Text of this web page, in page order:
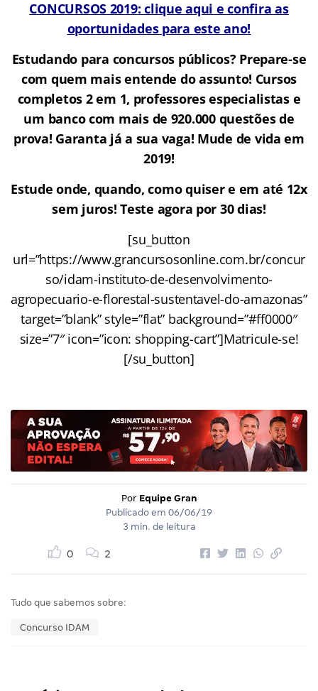
CONCURSOS 2019: clique aqui e confira as
oportunidades para este ano!
Estudando para concursos públicos? Prepare-se
com quem mais entende do assunto! Cursos
completos 2 em 1, professores especialistas e
um banco com mais de 920.000 questões de
prova! Garanta já a sua vaga! Mude de vida em
2019!
Estude onde, quando, como quiser e em até 12x
sem juros! Teste agora por 30 dias!
[su_button
url=”https://www.grancursosonline.com.br/concur
so/idam-instituto-de-desenvolvimento-
agropecuario-e-florestal-sustentavel-do-amazonas”
target=”blank” style=”flat” background=”#ff0000″
size=”7″ icon=”icon: shopping-cart”]Matricule-se!
[/su_button]
Por Equipe Gran
Publicado em 06/06/19
3 min. de leitura
0 2
Tudo que sabemos sobre:
Concurso IDAM